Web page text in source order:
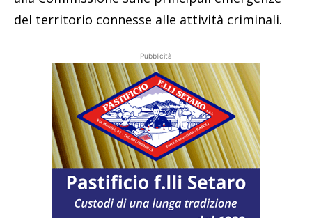
del territorio connesse alle attività criminali.
Pubblicità